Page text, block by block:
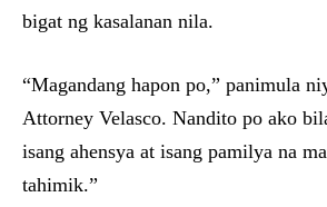
bigat ng kasalanan nila.
“Magandang hapon po,” panimula
Attorney Velasco. Nandito po ako
isang ahensya at isang pamilya na
tahimik.”